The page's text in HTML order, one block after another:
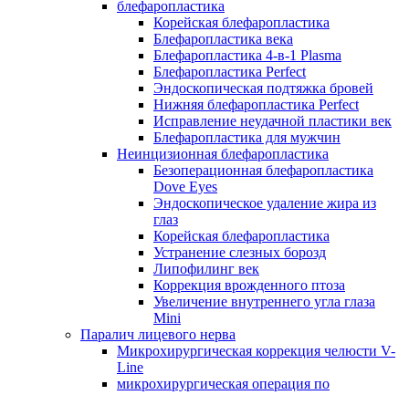
блефаропластика
Корейская блефаропластика
Блефаропластика века
Блефаропластика 4-в-1 Plasma
Блефаропластика Perfect
Эндоскопическая подтяжка бровей
Нижняя блефаропластика Perfect
Исправление неудачной пластики век
Блефаропластика для мужчин
Неинцизионная блефаропластика
Безоперационная блефаропластика
Dove Eyes
Эндоскопическое удаление жира из
глаз
Корейская блефаропластика
Устранение слезных борозд
Липофилинг век
Коррекция врожденного птоза
Увеличение внутреннего угла глаза
Mini
Паралич лицевого нерва
Микрохирургическая коррекция челюсти V-
Line
микрохирургическая операция по